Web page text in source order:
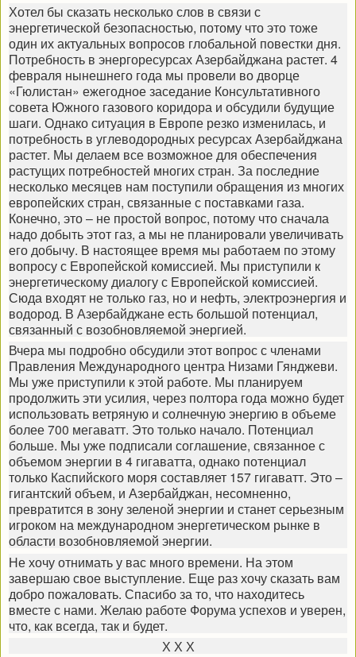
Хотел бы сказать несколько слов в связи с
энергетической безопасностью, потому что это тоже
один их актуальных вопросов глобальной повестки дня.
Потребность в энергоресурсах Азербайджана растет. 4
февраля нынешнего года мы провели во дворце
«Гюлистан» ежегодное заседание Консультативного
совета Южного газового коридора и обсудили будущие
шаги. Однако ситуация в Европе резко изменилась, и
потребность в углеводородных ресурсах Азербайджана
растет. Мы делаем все возможное для обеспечения
растущих потребностей многих стран. За последние
несколько месяцев нам поступили обращения из многих
европейских стран, связанные с поставками газа.
Конечно, это – не простой вопрос, потому что сначала
надо добыть этот газ, а мы не планировали увеличивать
его добычу. В настоящее время мы работаем по этому
вопросу с Европейской комиссией. Мы приступили к
энергетическому диалогу с Европейской комиссией.
Сюда входят не только газ, но и нефть, электроэнергия и
водород. В Азербайджане есть большой потенциал,
связанный с возобновляемой энергией.
Вчера мы подробно обсудили этот вопрос с членами
Правления Международного центра Низами Гянджеви.
Мы уже приступили к этой работе. Мы планируем
продолжить эти усилия, через полтора года можно будет
использовать ветряную и солнечную энергию в объеме
более 700 мегаватт. Это только начало. Потенциал
больше. Мы уже подписали соглашение, связанное с
объемом энергии в 4 гигаватта, однако потенциал
только Каспийского моря составляет 157 гигаватт. Это –
гигантский объем, и Азербайджан, несомненно,
превратится в зону зеленой энергии и станет серьезным
игроком на международном энергетическом рынке в
области возобновляемой энергии.
Не хочу отнимать у вас много времени. На этом
завершаю свое выступление. Еще раз хочу сказать вам
добро пожаловать. Спасибо за то, что находитесь
вместе с нами. Желаю работе Форума успехов и уверен,
что, как всегда, так и будет.
Х Х Х